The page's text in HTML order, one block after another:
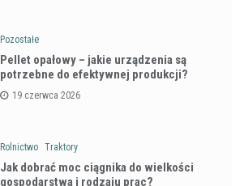
Pozostałe
Pellet opałowy – jakie urządzenia są
potrzebne do efektywnej produkcji?
19 czerwca 2026
Rolnictwo Traktory
Jak dobrać moc ciągnika do wielkości
gospodarstwa i rodzaju prac?